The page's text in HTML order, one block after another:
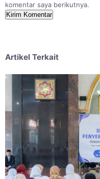
komentar saya berikutnya.
Artikel Terkait